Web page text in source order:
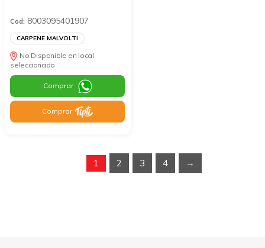
Cod: 8003095401907
CARPENE MALVOLTI
No Disponible en local
seleccionado
Comprar
Comprar
1 2 3 4 →